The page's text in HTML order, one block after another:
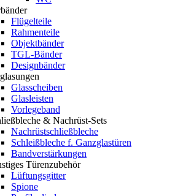
Flügelteile
Rahmenteile
Objektbänder
TGL-Bänder
Designbänder
Glasscheiben
Glasleisten
Vorlegeband
& Nachrüst-Sets
Nachrüstschließbleche
Schleißbleche f. Ganzglastüren
Bandverstärkungen
Türenzubehör
Lüftungsgitter
Spione